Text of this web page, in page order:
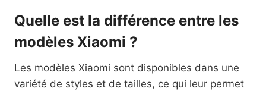
Quelle est la différence entre les
modèles Xiaomi ?
Les modèles Xiaomi sont disponibles dans une
variété de styles et de tailles, ce qui leur permet